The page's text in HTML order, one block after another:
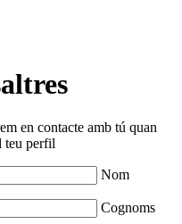
en contacte amb tú quan
teu perfil
Nom
Cognoms